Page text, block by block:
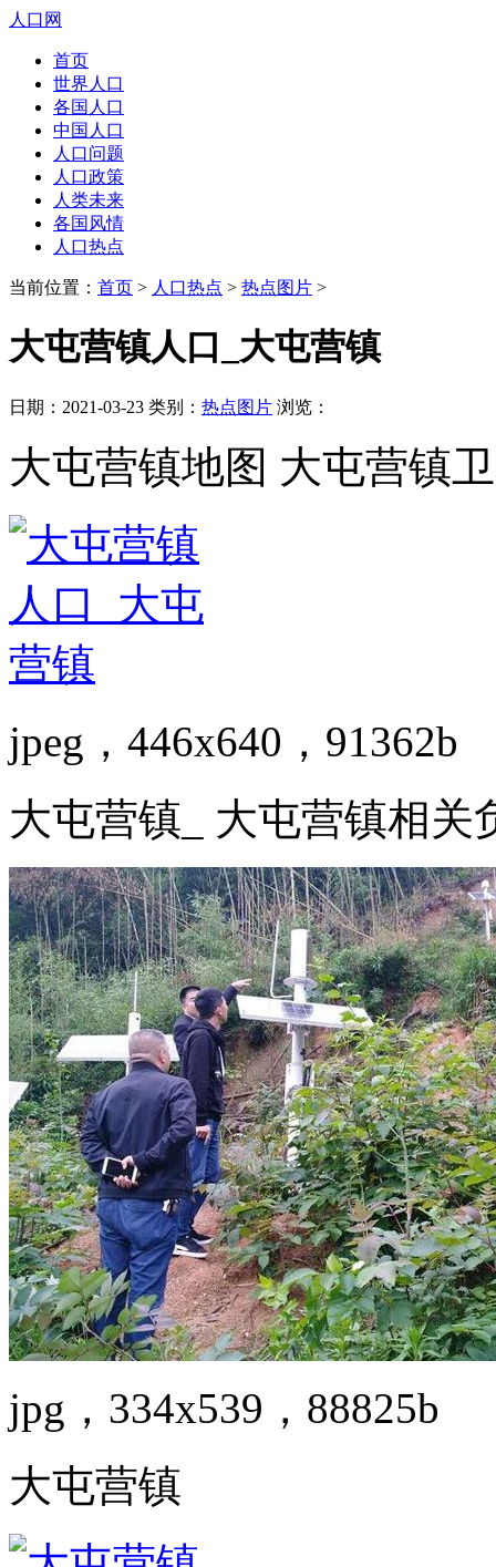
人口网
首页
世界人口
各国人口
中国人口
人口问题
人口政策
人类未来
各国风情
人口热点
当前位置： 首页 > 人口热点 > 热点图片 >
大屯营镇人口_大屯营镇
日期：2021-03-23 类别： 热点图片 浏览：
大屯营镇地图 大屯营镇
jpeg，446x640，91362b
大屯营镇_ 大屯营镇相
jpg，334x539，88825b
大屯营镇